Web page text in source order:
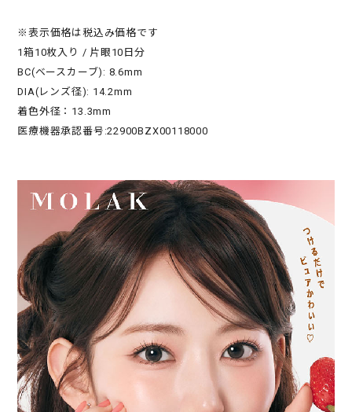
※表示価格は税込み価格です
1箱10枚入り / 片眼10日分
BC(ベースカーブ): 8.6mm
DIA(レンズ径): 14.2mm
着色外径：13.3mm
医療機器承認番号:22900BZX00118000